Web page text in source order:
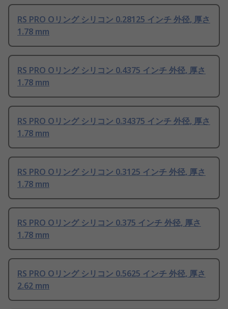
RS PRO Oリング シリコン 0.28125 インチ 外径, 厚さ
1.78 mm
RS PRO Oリング シリコン 0.4375 インチ 外径, 厚さ
1.78 mm
RS PRO Oリング シリコン 0.34375 インチ 外径, 厚さ
1.78 mm
RS PRO Oリング シリコン 0.3125 インチ 外径, 厚さ
1.78 mm
RS PRO Oリング シリコン 0.375 インチ 外径, 厚さ
1.78 mm
RS PRO Oリング シリコン 0.5625 インチ 外径, 厚さ
2.62 mm